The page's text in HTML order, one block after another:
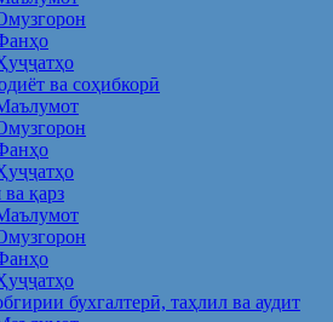
ва соҳибкорӣ
қарз
бухгалтерӣ, таҳлил ва аудит